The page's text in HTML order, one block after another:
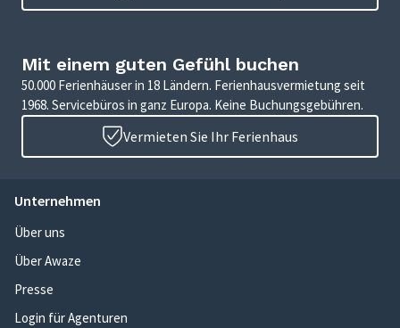
Mit einem guten Gefühl buchen
50.000 Ferienhäuser in 18 Ländern. Ferienhausvermietung seit
1968. Servicebüros in ganz Europa. Keine Buchungsgebühren.
Vermieten Sie Ihr Ferienhaus
Unternehmen
Über uns
Über Awaze
Presse
Login für Agenturen